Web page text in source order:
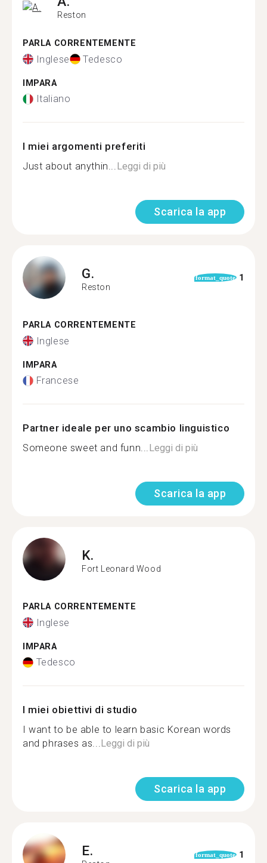
Reston
PARLA CORRENTEMENTE
Inglese Tedesco
IMPARA
Italiano
I miei argomenti preferiti
Just about anythin...Leggi di più
Scarica la app
G.
Reston
format_quote 1
PARLA CORRENTEMENTE
Inglese
IMPARA
Francese
Partner ideale per uno scambio linguistico
Someone sweet and funn...Leggi di più
Scarica la app
K.
Fort Leonard Wood
PARLA CORRENTEMENTE
Inglese
IMPARA
Tedesco
I miei obiettivi di studio
I want to be able to learn basic Korean words
and phrases as...Leggi di più
Scarica la app
E. format_quote 1